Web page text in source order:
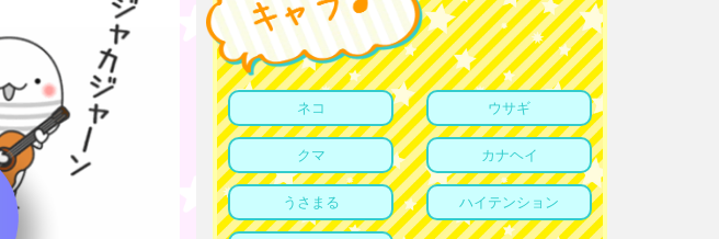
ネコ ウサギ
クマ カナヘイ
うさまる ハイテンション